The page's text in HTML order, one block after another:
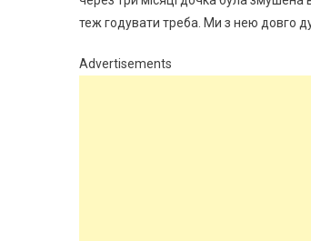
теж годувати треба. Ми з нею довго
Advertisements